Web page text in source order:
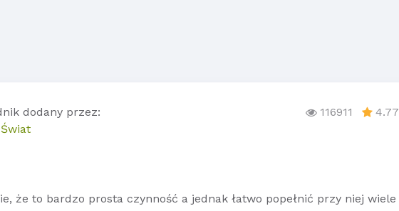
dodany przez:
116911 4.77
że to bardzo prosta czynność a jednak łatwo popełnić przy niej wiele